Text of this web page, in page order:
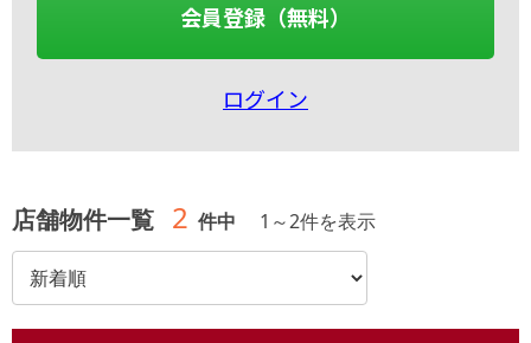
会員登録（無料）
ログイン
店舗物件一覧 2 件中 1 ～2件を表示